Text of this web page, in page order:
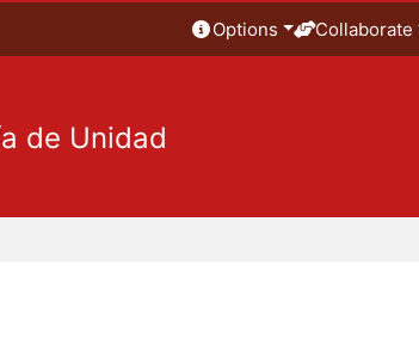
Options Collaborate
de Unidad